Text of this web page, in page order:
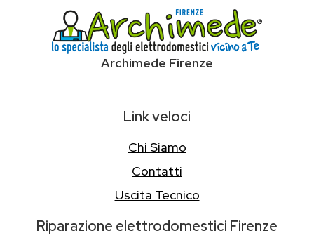
Archimede Firenze
Link veloci
Chi Siamo
Contatti
Uscita Tecnico
Riparazione elettrodomestici Firenze